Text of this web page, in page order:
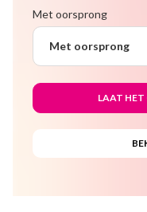
Met oorsprong
Met oorsprong